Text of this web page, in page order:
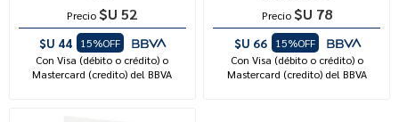
Precio $U 52
$U 44
15%OFF
Con Visa (débito o crédito) o
Mastercard (credito) del BBVA
Precio $U 78
$U 66
15%OFF
Con Visa (débito o crédito) o
Mastercard (credito) del BBVA